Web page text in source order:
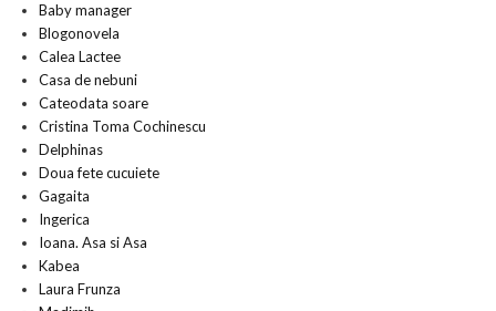
Baby manager
Blogonovela
Calea Lactee
Casa de nebuni
Cateodata soare
Cristina Toma Cochinescu
Delphinas
Doua fete cucuiete
Gagaita
Ingerica
Ioana. Asa si Asa
Kabea
Laura Frunza